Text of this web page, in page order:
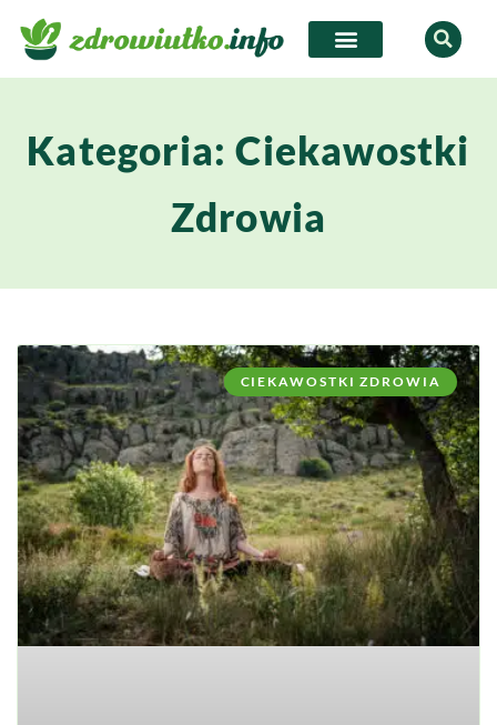
Kategoria: Ciekawostki
Zdrowia
CIEKAWOSTKI ZDROWIA